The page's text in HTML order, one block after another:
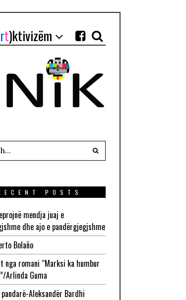
rt)ktivizëm
POSTS
mendja juaj e
dhe ajo e pandërgjegjshme
Bolaño
nga romani “Marksi ka humbur
Arlinda Guma
Aleksandër Bardhi